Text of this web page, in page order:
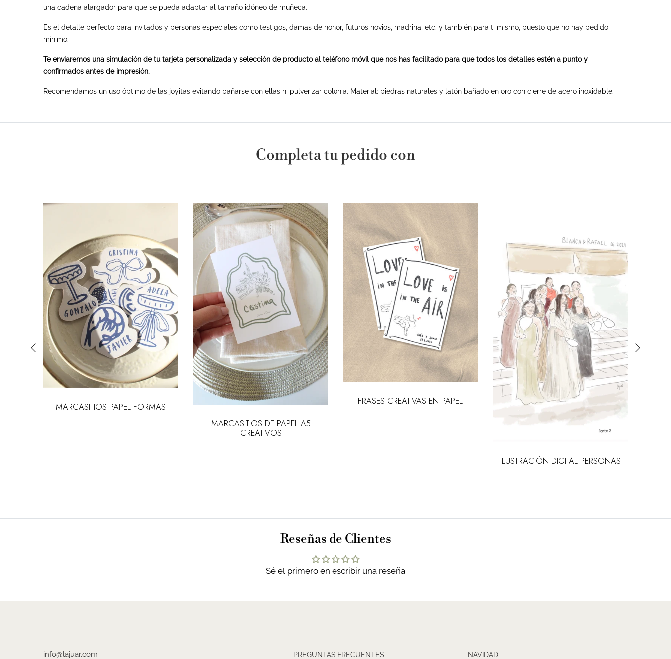
una cadena alargador para que se pueda adaptar al tamaño idóneo de muñeca.
Es el detalle perfecto para invitados y personas especiales como testigos, damas de honor, futuros novios, madrina, etc. y también para ti mismo, puesto que no hay pedido
mínimo.
Te enviaremos una simulación de tu tarjeta personalizada y selección de producto al teléfono móvil que nos has facilitado para que todos los detalles estén a punto y
confirmados antes de impresión.
Recomendamos un uso óptimo de las joyitas evitando bañarse con ellas ni pulverizar colonia. Material: piedras naturales y latón bañado en oro con cierre de acero inoxidable.
Completa tu pedido con
MARCASITIOS PAPEL FORMAS
MARCASITIOS DE PAPEL A5
CREATIVOS
FRASES CREATIVAS EN PAPEL
ILUSTRACIÓN DIGITAL PERSONAS
Reseñas de Clientes
Sé el primero en escribir una reseña
info@lajuar.com
PREGUNTAS FRECUENTES NAVIDAD